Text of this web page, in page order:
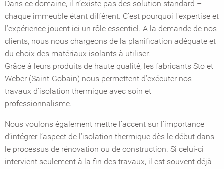
Dans ce domaine, il n’existe pas des solution standard –
chaque immeuble étant différent. C’est pourquoi l’expertise et
l’expérience jouent ici un rôle essentiel. A la demande de nos
clients, nous nous chargeons de la planification adéquate et
du choix des matériaux isolants à utiliser.
Grâce à leurs produits de haute qualité, les fabricants Sto et
Weber (Saint-Gobain) nous permettent d’exécuter nos
travaux d’isolation thermique avec soin et
professionnalisme.
Nous voulons également mettre l’accent sur l’importance
d’intégrer l’aspect de l’isolation thermique dès le début dans
le processus de rénovation ou de construction. Si celui-ci
intervient seulement à la fin des travaux, il est souvent déjà